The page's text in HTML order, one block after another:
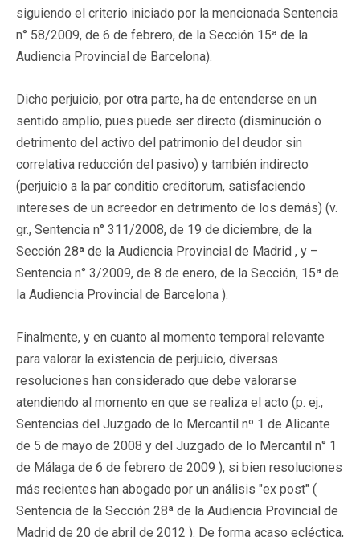
siguiendo el criterio iniciado por la mencionada Sentencia
n° 58/2009, de 6 de febrero, de la Sección 15ª de la
Audiencia Provincial de Barcelona).
Dicho perjuicio, por otra parte, ha de entenderse en un
sentido amplio, pues puede ser directo (disminución o
detrimento del activo del patrimonio del deudor sin
correlativa reducción del pasivo) y también indirecto
(perjuicio a la par conditio creditorum, satisfaciendo
intereses de un acreedor en detrimento de los demás) (v.
gr., Sentencia n° 311/2008, de 19 de diciembre, de la
Sección 28ª de la Audiencia Provincial de Madrid , y –
Sentencia n° 3/2009, de 8 de enero, de la Sección, 15ª de
la Audiencia Provincial de Barcelona ).
Finalmente, y en cuanto al momento temporal relevante
para valorar la existencia de perjuicio, diversas
resoluciones han considerado que debe valorarse
atendiendo al momento en que se realiza el acto (p. ej.,
Sentencias del Juzgado de lo Mercantil nº 1 de Alicante
de 5 de mayo de 2008 y del Juzgado de lo Mercantil n° 1
de Málaga de 6 de febrero de 2009 ), si bien resoluciones
más recientes han abogado por un análisis "ex post" (
Sentencia de la Sección 28ª de la Audiencia Provincial de
Madrid de 20 de abril de 2012 ). De forma acaso ecléctica,